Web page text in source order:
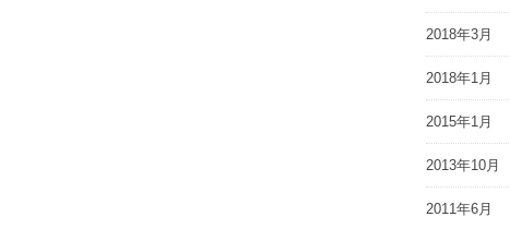
2018年3月
2018年1月
2015年1月
2013年10月
2011年6月